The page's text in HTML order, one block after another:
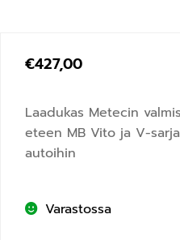
€427,00
Laadukas Metecin
eteen MB Vito ja V-
autoihin
Varastossa